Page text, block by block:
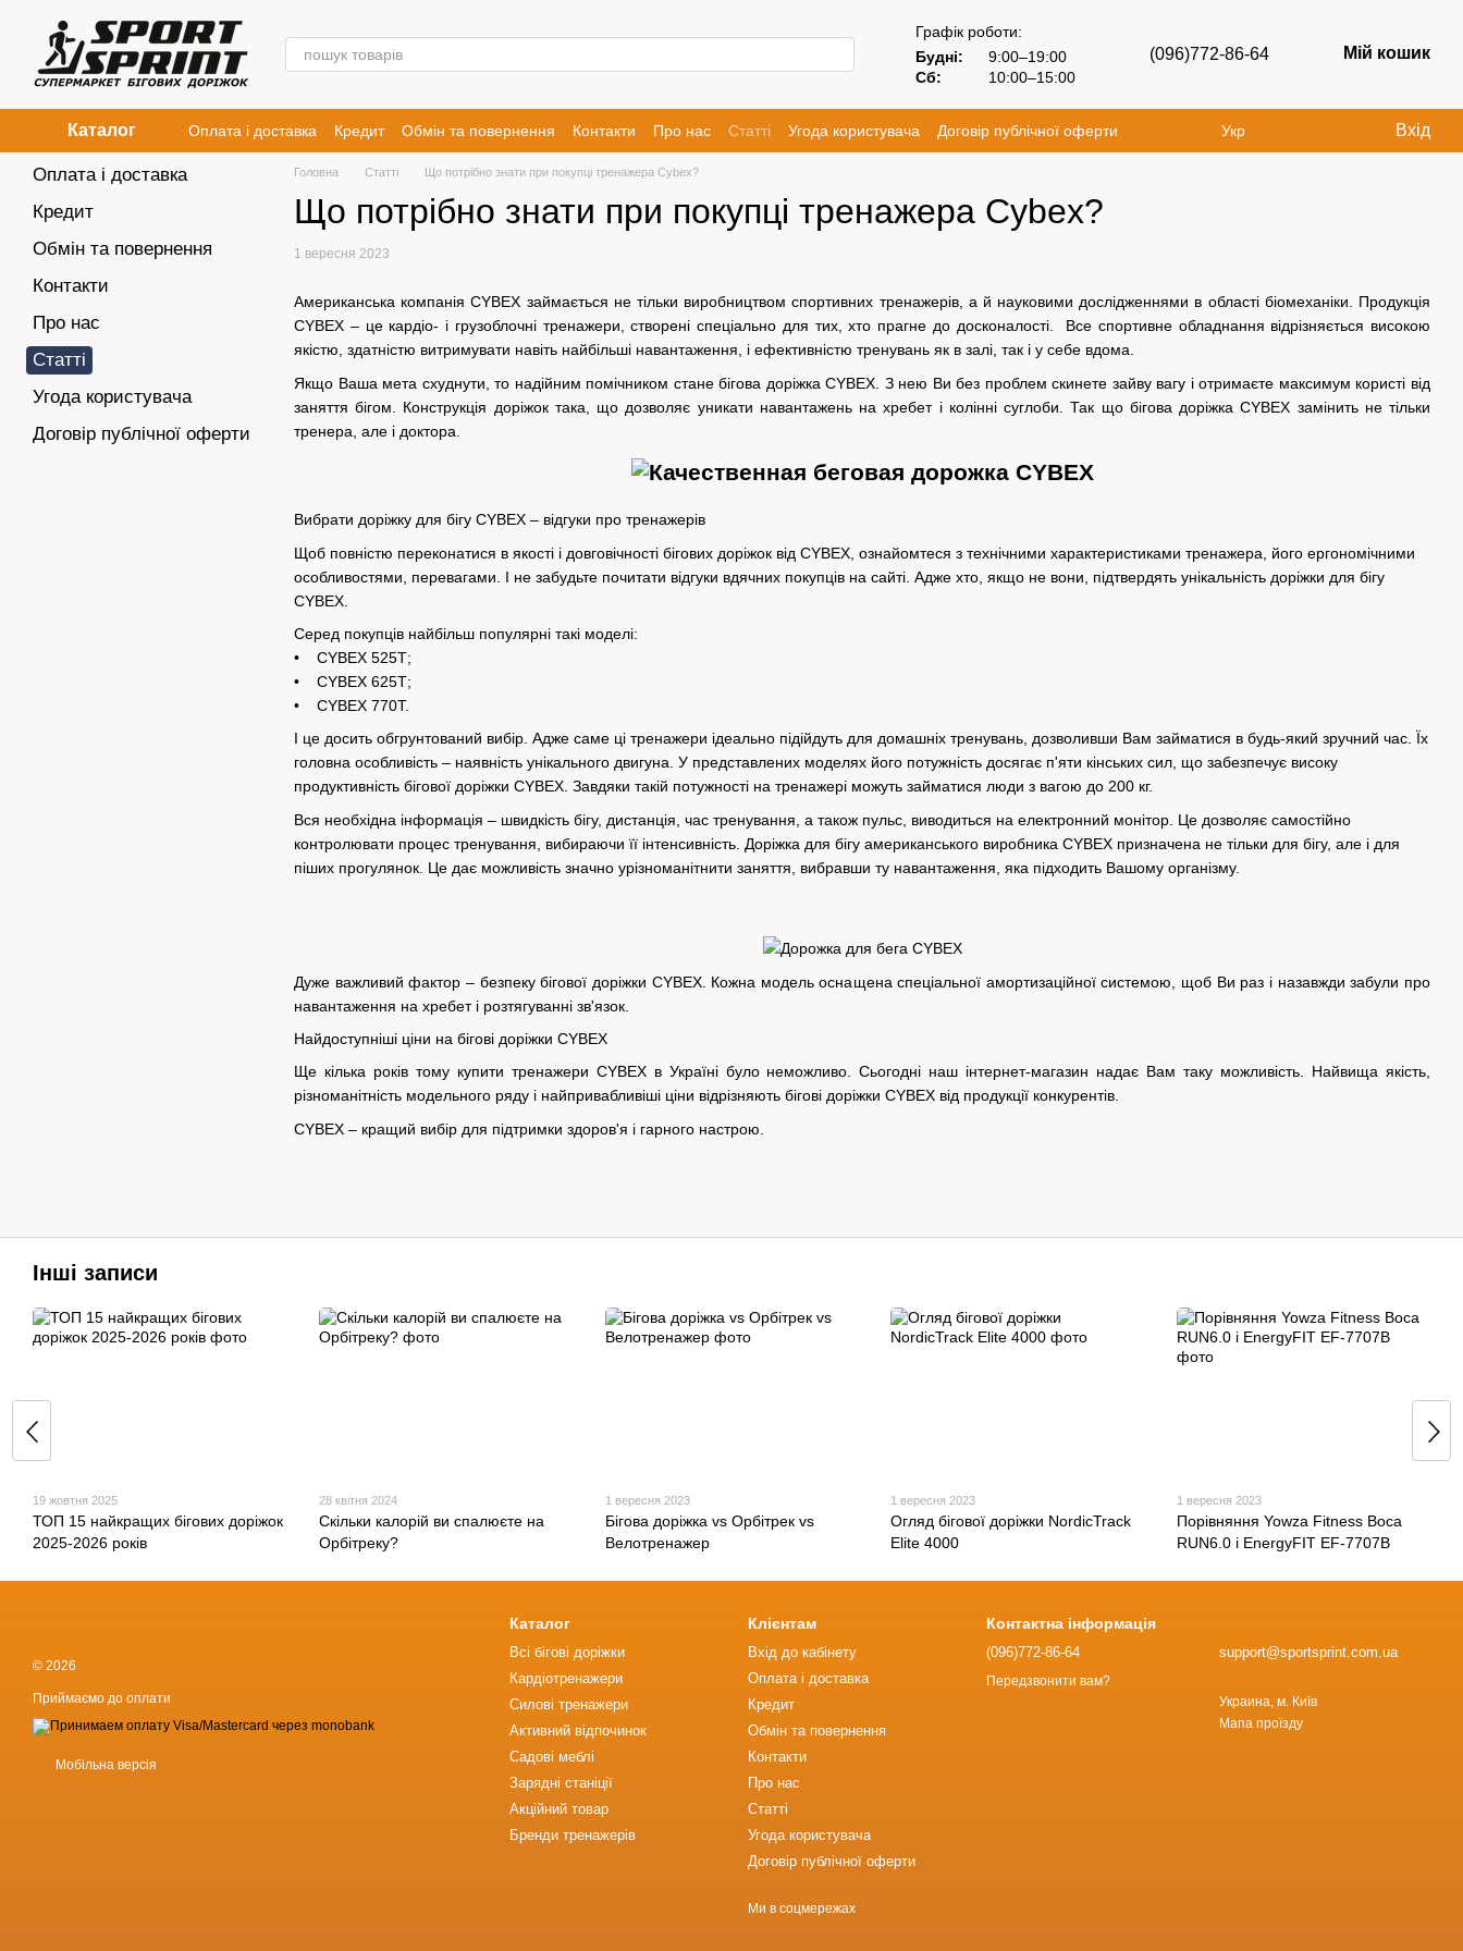
Графік роботи:
Будні:
9:00–19:00
Сб:
10:00–15:00
(096)772-86-64 Мій кошик
Каталог Оплата і доставка Кредит Обмін та повернення Контакти Про нас Статті Угода користувача Договір публічної оферти Укр Вхід
Головна Статті Що потрібно знати при покупці тренажера Cybex?
Що потрібно знати при покупці тренажера Cybex?
1 вересня 2023
Американська компанія CYBEX займається не тільки виробництвом спортивних тренажерів, а й науковими дослідженнями в області біомеханіки. Продукція
CYBEX – це кардіо- і грузоблочні тренажери, створені спеціально для тих, хто прагне до досконалості. Все спортивне обладнання відрізняється високою
якістю, здатністю витримувати навіть найбільші навантаження, і ефективністю тренувань як в залі, так і у себе вдома.
Якщо Ваша мета схуднути, то надійним помічником стане бігова доріжка CYBEX. З нею Ви без проблем скинете зайву вагу і отримаєте максимум користі від
заняття бігом. Конструкція доріжок така, що дозволяє уникати навантажень на хребет і колінні суглоби. Так що бігова доріжка CYBEX замінить не тільки
тренера, але і доктора.
Вибрати доріжку для бігу CYBEX – відгуки про тренажерів
Щоб повністю переконатися в якості і довговічності бігових доріжок від CYBEX, ознайомтеся з технічними характеристиками тренажера, його ергономічними
особливостями, перевагами. І не забудьте почитати відгуки вдячних покупців на сайті. Адже хто, якщо не вони, підтвердять унікальність доріжки для бігу
CYBEX.
Серед покупців найбільш популярні такі моделі:
• CYBEX 525Т;
• CYBEX 625Т;
• CYBEX 770Т.
І це досить обгрунтований вибір. Адже саме ці тренажери ідеально підійдуть для домашніх тренувань, дозволивши Вам займатися в будь-який зручний час. Їх
головна особливість – наявність унікального двигуна. У представлених моделях його потужність досягає п'яти кінських сил, що забезпечує високу
продуктивність бігової доріжки CYBEX. Завдяки такій потужності на тренажері можуть займатися люди з вагою до 200 кг.
Вся необхідна інформація – швидкість бігу, дистанція, час тренування, а також пульс, виводиться на електронний монітор. Це дозволяє самостійно
контролювати процес тренування, вибираючи її інтенсивність. Доріжка для бігу американського виробника CYBEX призначена не тільки для бігу, але і для
піших прогулянок. Це дає можливість значно урізноманітнити заняття, вибравши ту навантаження, яка підходить Вашому організму.
Дуже важливий фактор – безпеку бігової доріжки CYBEX. Кожна модель оснащена спеціальної амортизаційної системою, щоб Ви раз і назавжди забули про
навантаження на хребет і розтягуванні зв'язок.
Найдоступніші ціни на бігові доріжки CYBEX
Ще кілька років тому купити тренажери CYBEX в Україні було неможливо. Сьогодні наш інтернет-магазин надає Вам таку можливість. Найвища якість,
різноманітність модельного ряду і найпривабливіші ціни відрізняють бігові доріжки CYBEX від продукції конкурентів.
CYBEX – кращий вибір для підтримки здоров'я і гарного настрою.
Оплата і доставка
Кредит
Обмін та повернення
Контакти
Про нас
Статті
Угода користувача
Договір публічної оферти
Інші записи
19 жовтня 2025
ТОП 15 найкращих бігових доріжок
2025-2026 років
28 квітня 2024
Скільки калорій ви спалюєте на
Орбітреку?
1 вересня 2023
Бігова доріжка vs Орбітрек vs
Велотренажер
1 вересня 2023
Огляд бігової доріжки NordicTrack
Elite 4000
1 вересня 2023
Порівняння Yowza Fitness Boca
RUN6.0 і EnergyFIT EF-7707B
© 2026
Приймаємо до оплати
Мобільна версія
Каталог
Всі бігові доріжки
Кардіотренажери
Силові тренажери
Активний відпочинок
Садові меблі
Зарядні станіції
Акційний товар
Бренди тренажерів
Клієнтам
Вхід до кабінету
Оплата і доставка
Кредит
Обмін та повернення
Контакти
Про нас
Статті
Угода користувача
Договір публічної оферти
Ми в соцмережах
Контактна інформація
(096)772-86-64
Передзвонити вам?
support@sportsprint.com.ua
Украина, м. Київ
Мапа проїзду